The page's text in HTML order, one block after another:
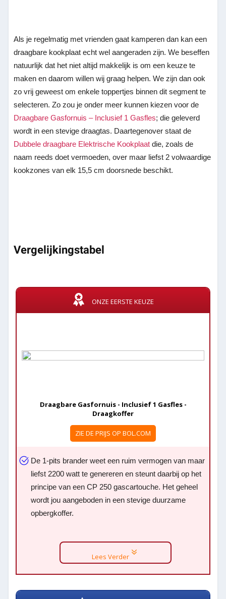
Als je regelmatig met vrienden gaat kamperen dan kan een
draagbare kookplaat echt wel aangeraden zijn. We beseffen
natuurlijk dat het niet altijd makkelijk is om een keuze te
maken en daarom willen wij graag helpen. We zijn dan ook
zo vrij geweest om enkele toppertjes binnen dit segment te
selecteren. Zo zou je onder meer kunnen kiezen voor de
Draagbare Gasfornuis – Inclusief 1 Gasfles; die geleverd
wordt in een stevige draagtas. Daartegenover staat de
Dubbele draagbare Elektrische Kookplaat die, zoals de
naam reeds doet vermoeden, over maar liefst 2 volwaardige
kookzones van elk 15,5 cm doorsnede beschikt.
Vergelijkingstabel
ONZE EERSTE KEUZE
Draagbare Gasfornuis - Inclusief 1 Gasfles -
Draagkoffer
ZIE DE PRIJS OP BOL.COM
De 1-pits brander weet een ruim vermogen van maar
liefst 2200 watt te genereren en steunt daarbij op het
principe van een CP 250 gascartouche. Het geheel
wordt jou aangeboden in een stevige duurzame
opbergkoffer.
Lees Verder